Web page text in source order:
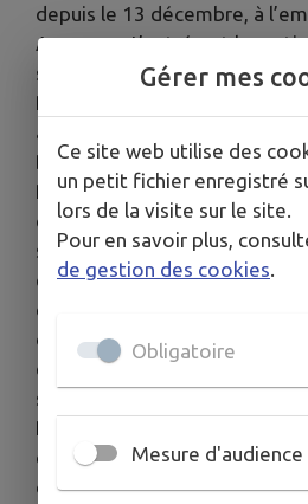
depuis le 13 décembre, à
Accusano. L’entrée et la
s’effectuent sur l'avenue
Plusieurs accès piétons sont
avenues Stalingrad (vers la
Duclos (vers le Plan) et
Paul Langevin). Jusqu’au
de création du parc urbain, un
stationnement d’une dizaine
également maintenu à
de La Poste. À terme, en plus
d’une trentaine de places
est du parc et une douzaine
supplémentaires seront créés
Roosevelt. Au total, 258
disponibles gratuitement
de ville.
Gérer mes
Ce site web utilise des
un petit fichier enregistré
lors de la visite sur le site.
Pour en savoir plus,
de gestion des cookies.
Obligatoire
Mesure